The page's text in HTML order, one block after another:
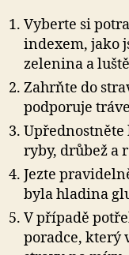
Vyberte si
indexem, jako
zelenina a
Zahrňte do
podporuje
ryby, drůbež a
Jezte
byla hladina
V případě
poradce, který